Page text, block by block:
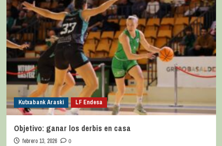
Kutxabank Araski LF Endesa
Objetivo: ganar los derbis en casa
febrero 13, 2026
0